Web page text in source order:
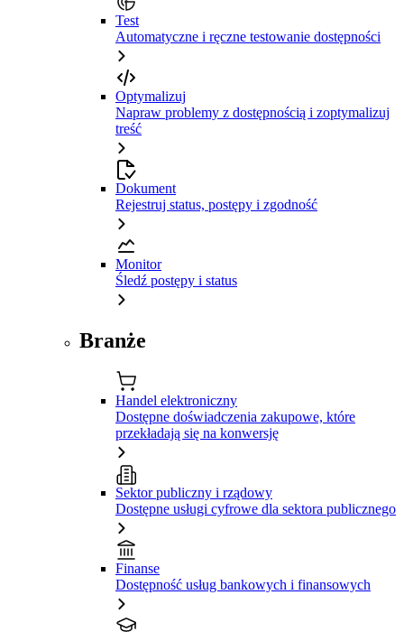
Test
Automatyczne i ręczne testowanie dostępności
Optymalizuj
Napraw problemy z dostępnością i zoptymalizuj
treść
Dokument
Rejestruj status, postępy i zgodność
Monitor
Śledź postępy i status
Branże
Handel elektroniczny
Dostępne doświadczenia zakupowe, które
przekładają się na konwersję
Sektor publiczny i rządowy
Dostępne usługi cyfrowe dla sektora publicznego
Finanse
Dostępność usług bankowych i finansowych